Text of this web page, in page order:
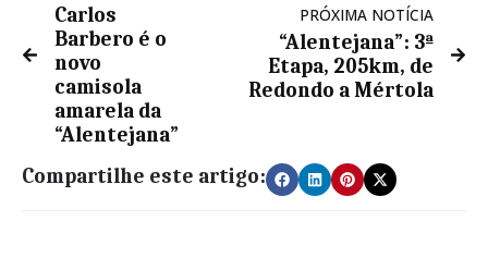
Carlos
Barbero é o
novo
camisola
amarela da
“Alentejana”
PRÓXIMA NOTÍCIA
“Alentejana”: 3ª
Etapa, 205km, de
Redondo a Mértola
Compartilhe este artigo: